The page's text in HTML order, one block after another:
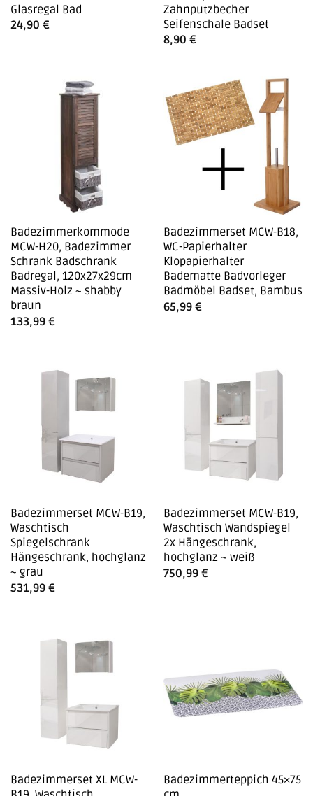
Glasregal Bad
24,90 €
Zahnputzbecher
Seifenschale Badset
8,90 €
Badezimmerkommode
MCW-H20, Badezimmer
Schrank Badschrank
Badregal, 120x27x29cm
Massiv-Holz ~ shabby
braun
133,99 €
Badezimmerset MCW-B18,
WC-Papierhalter
Klopapierhalter
Badematte Badvorleger
Badmöbel Badset, Bambus
65,99 €
Badezimmerset MCW-B19,
Waschtisch
Spiegelschrank
Hängeschrank, hochglanz
~ grau
531,99 €
Badezimmerset MCW-B19,
Waschtisch Wandspiegel
2x Hängeschrank,
hochglanz ~ weiß
750,99 €
Badezimmerset XL MCW-
Badezimmerteppich 45×75